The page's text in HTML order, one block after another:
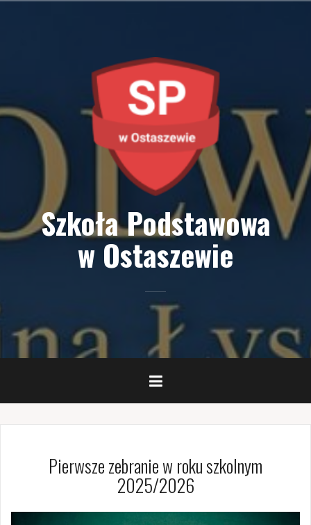
Szkoła Podstawowa
w Ostaszewie
Pierwsze zebranie w roku szkolnym
2025/2026